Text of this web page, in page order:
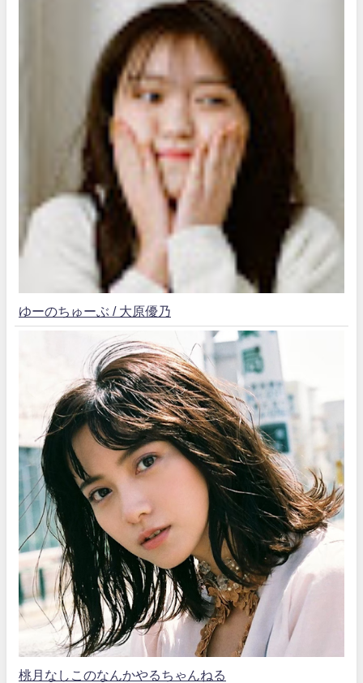
ゆーのちゅーぶ / 大原優乃
桃月なしこのなんかやるちゃんねる